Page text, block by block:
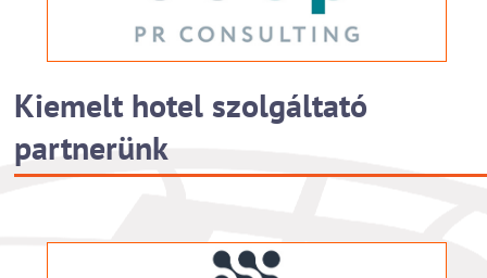
Kiemelt hotel szolgáltató
partnerünk